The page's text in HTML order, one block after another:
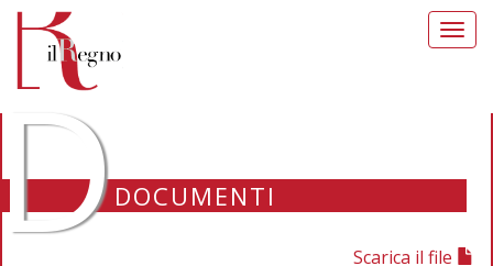
DOCUMENTI
Scarica il file